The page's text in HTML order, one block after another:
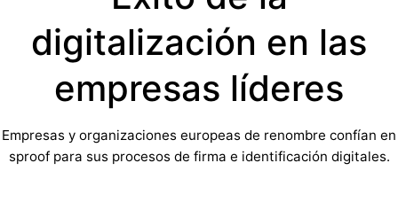
digitalización en las
empresas líderes
Empresas y organizaciones europeas de renombre confían en
sproof para sus procesos de firma e identificación digitales.